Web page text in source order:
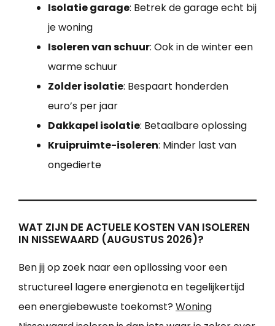
Isolatie garage: Betrek de garage echt bij
je woning
Isoleren van schuur: Ook in de winter een
warme schuur
Zolder isolatie: Bespaart honderden
euro’s per jaar
Dakkapel isolatie: Betaalbare oplossing
Kruipruimte-isoleren: Minder last van
ongedierte
WAT ZIJN DE ACTUELE KOSTEN VAN ISOLEREN
IN NISSEWAARD (AUGUSTUS 2026)?
Ben jij op zoek naar een opllossing voor een
structureel lagere energienota en tegelijkertijd
een energiebewuste toekomst? Woning